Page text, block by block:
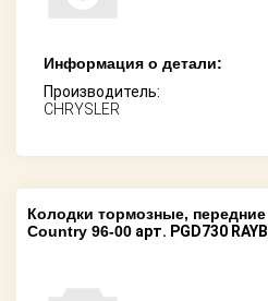
Информация о детали:
Производитель:
CHRYSLER
Колодки тормозные,
Country 96-00 арт. PGD730